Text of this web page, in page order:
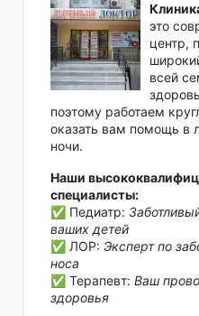
это
центр,
всей
поэтому работаем
оказать вам помощь в
ночи.
Наши
специалисты:
✅ Педиатр:
ваших детей
✅ ЛОР: Эксперт по
носа
✅ Терапевт: Ваш
здоровья